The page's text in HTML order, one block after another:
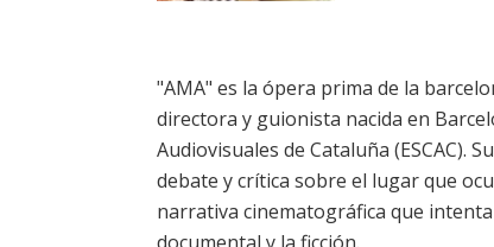
"AMA" es la ópera prima de la
directora y guionista nacida en
Audiovisuales de Cataluña (ESCAC).
debate y crítica sobre el lugar que
narrativa cinematográfica que